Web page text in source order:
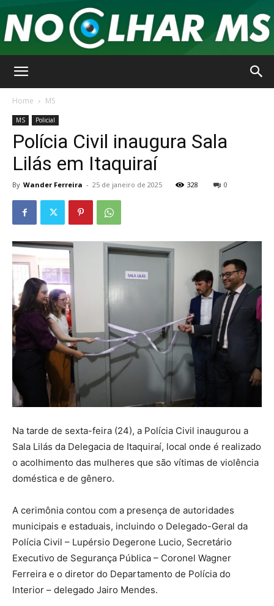
Olhar
MS
Home MS
MS Policial
Polícia Civil inaugura Sala
Lilás em Itaquiraí
By Wander Ferreira - 25 de janeiro de 2025 328 0
Na tarde de sexta-feira (24), a Polícia Civil inaugurou a
Sala Lilás da Delegacia de Itaquiraí, local onde é realizado
o acolhimento das mulheres que são vítimas de violência
doméstica e de gênero.
A cerimônia contou com a presença de autoridades
municipais e estaduais, incluindo o Delegado-Geral da
Polícia Civil – Lupérsio Degerone Lucio, Secretário
Executivo de Segurança Pública – Coronel Wagner
Ferreira e o diretor do Departamento de Polícia do
Interior – delegado Jairo Mendes.